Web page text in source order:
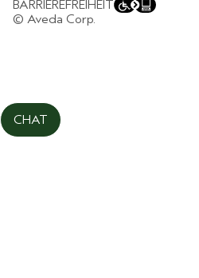
COOKIES DER WEBSEITE
BARRIEREFREIHEIT
© Aveda Corp.
CHAT